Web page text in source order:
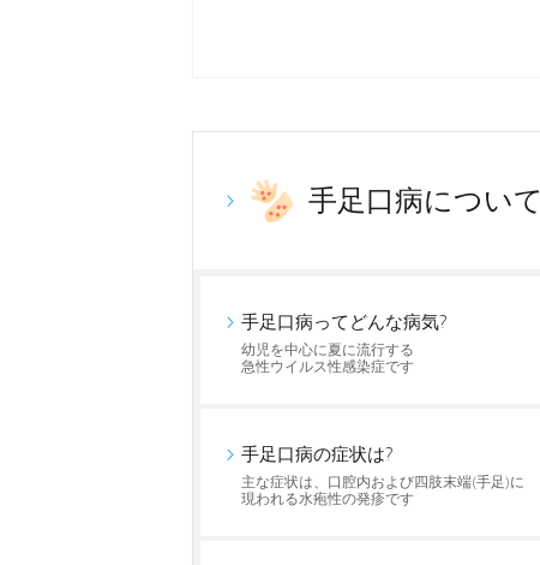
手足口病について
手足口病ってどんな病気?
幼児を中心に夏に流行する
急性ウイルス性感染症です
手足口病の症状は?
主な症状は、口腔内および四肢末端(手足)に
現われる水疱性の発疹です